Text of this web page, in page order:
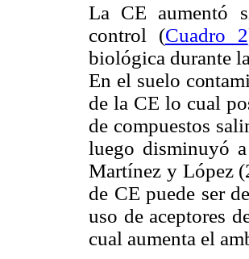
La CE aumentó
control (Cuadro 2
biológica durante
En el suelo
de la CE lo cual
de compuestos
luego disminuyó
Martínez y López
de CE puede ser
uso de aceptores
cual aumenta el